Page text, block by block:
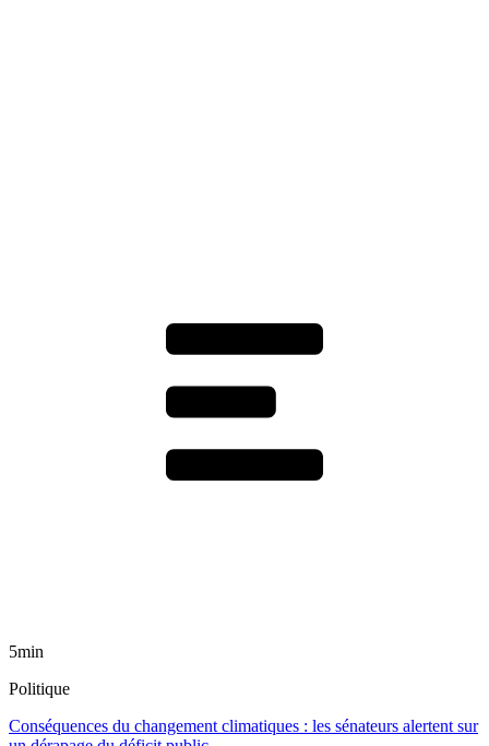
5min
Politique
Conséquences du changement climatiques : les sénateurs alertent sur